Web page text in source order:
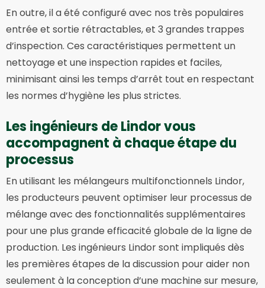
En outre, il a été configuré avec nos très populaires
entrée et sortie rétractables, et 3 grandes trappes
d’inspection. Ces caractéristiques permettent un
nettoyage et une inspection rapides et faciles,
minimisant ainsi les temps d’arrêt tout en respectant
les normes d’hygiène les plus strictes.
Les ingénieurs de Lindor vous
accompagnent à chaque étape du
processus
En utilisant les mélangeurs multifonctionnels Lindor,
les producteurs peuvent optimiser leur processus de
mélange avec des fonctionnalités supplémentaires
pour une plus grande efficacité globale de la ligne de
production. Les ingénieurs Lindor sont impliqués dès
les premières étapes de la discussion pour aider non
seulement à la conception d’une machine sur mesure,